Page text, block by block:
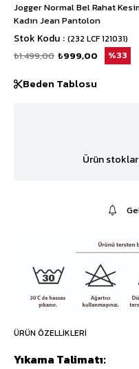
Jogger Normal Bel Rahat
Kadın Jean Pantolon
Stok Kodu (232 LCF 121031)
₺1.499,00 ₺999,00 33
Beden Tablosu
Ürün
ÜRÜN ÖZELLIKLERI
Yıkama Talimatı: